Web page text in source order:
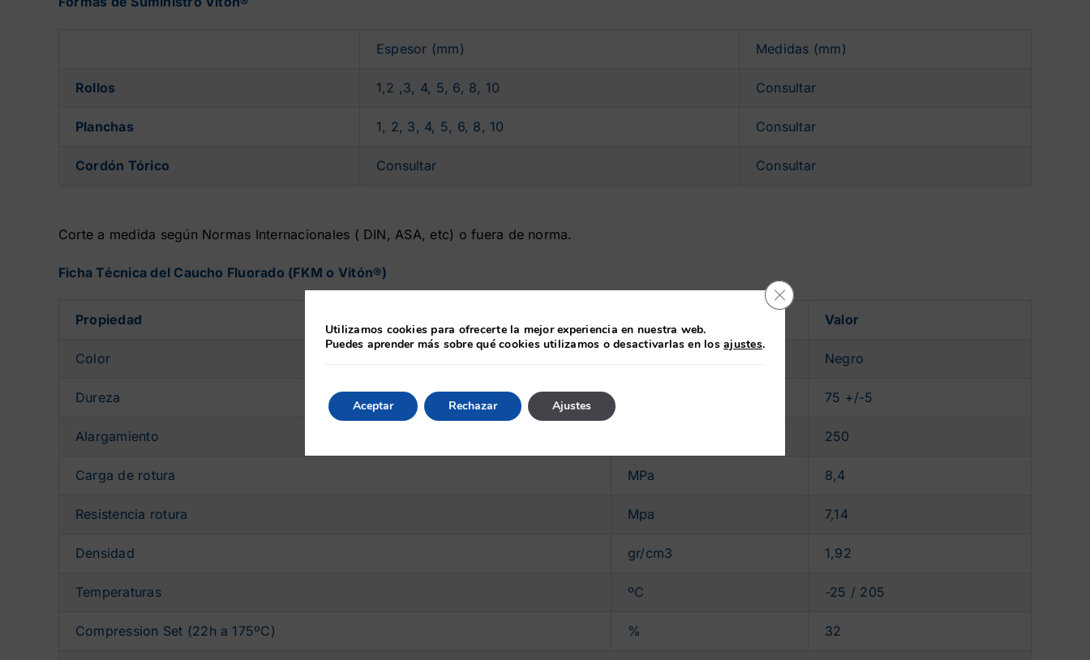
Espesor (mm) Medidas (mm)
Rollos 1,2 ,3, 4, 5, 6, 8, 10 Consultar
Planchas 1, 2, 3, 4, 5, 6, 8, 10 Consultar
Cordón Tórico Consultar Consultar
Corte a medida según Normas Internacionales ( DIN, ASA, etc) o fuera de norma.
Ficha Técnica del Caucho Fluorado (FKM o Vitón®)
Propiedad Valor
Color Negro
Dureza 75 +/-5
Alargamiento 250
Carga de rotura MPa 8,4
Resistencia rotura Mpa 7,14
Densidad gr/cm3 1,92
Temperaturas ºC -25 / 205
Compression Set (22h a 175ºC) % 32
Utilizamos cookies para ofrecerte la mejor experiencia en nuestra web.
Puedes aprender más sobre qué cookies utilizamos o desactivarlas en losajustes.
Cerrar el banner de cookies RGPD
Aceptar Rechazar Ajustes